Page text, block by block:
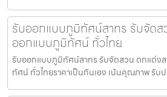
รับออกแบบภูมิทัศน์สาทร รับจัด
ออกแบบภูมิทัศน์ ทั่วไทย
รับออกแบบภูมิทัศน์สาทร รับจัดสวน ตกแต่ง
ทัศน์ ทั่วไทยราคาเป็นกันเอง เน้นคุณภาพ รับ